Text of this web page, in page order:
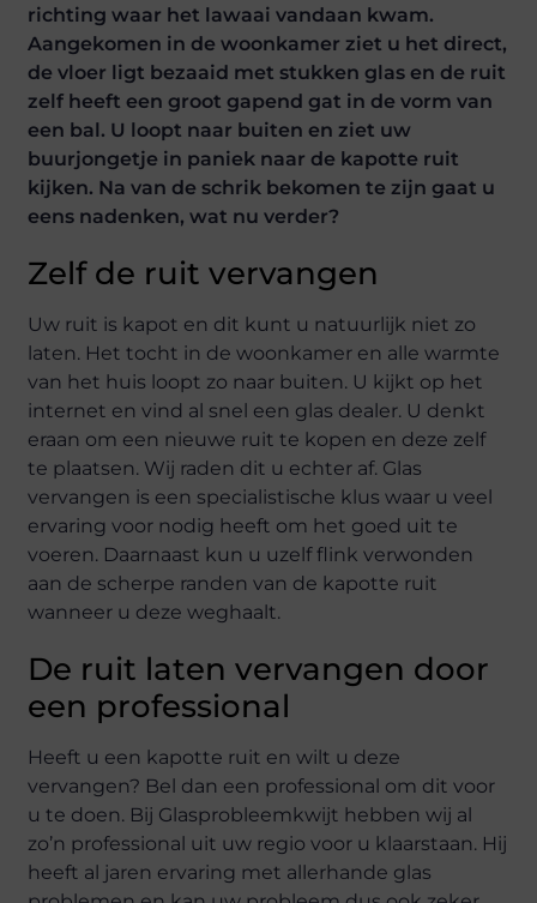
richting waar het lawaai vandaan kwam.
Aangekomen in de woonkamer ziet u het direct,
de vloer ligt bezaaid met stukken glas en de ruit
zelf heeft een groot gapend gat in de vorm van
een bal. U loopt naar buiten en ziet uw
buurjongetje in paniek naar de kapotte ruit
kijken. Na van de schrik bekomen te zijn gaat u
eens nadenken, wat nu verder?
Zelf de ruit vervangen
Uw ruit is kapot en dit kunt u natuurlijk niet zo
laten. Het tocht in de woonkamer en alle warmte
van het huis loopt zo naar buiten. U kijkt op het
internet en vind al snel een glas dealer. U denkt
eraan om een nieuwe ruit te kopen en deze zelf
te plaatsen. Wij raden dit u echter af. Glas
vervangen is een specialistische klus waar u veel
ervaring voor nodig heeft om het goed uit te
voeren. Daarnaast kun u uzelf flink verwonden
aan de scherpe randen van de kapotte ruit
wanneer u deze weghaalt.
De ruit laten vervangen door
een professional
Heeft u een kapotte ruit en wilt u deze
vervangen? Bel dan een professional om dit voor
u te doen. Bij Glasprobleemkwijt hebben wij al
zo’n professional uit uw regio voor u klaarstaan. Hij
heeft al jaren ervaring met allerhande glas